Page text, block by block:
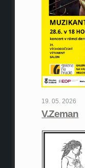
19. 05. 2026
V.Zeman